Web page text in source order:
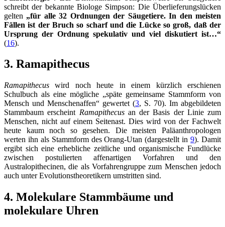
schreibt der bekannte Biologe Simpson: Die Überlieferungslücken
gelten „für alle 32 Ordnungen der Säugetiere. In den meisten
Fällen ist der Bruch so scharf und die Lücke so groß, daß der
Ursprung der Ordnung spekulativ und viel diskutiert ist…“
(16).
3. Ramapithecus
Ramapithecus wird noch heute in einem kürzlich erschienen
Schulbuch als eine mögliche „späte gemeinsame Stammform von
Mensch und Menschenaffen“ gewertet (3, S. 70). Im abgebildeten
Stammbaum erscheint Ramapithecusan der Basis der Linie zum
Menschen, nicht auf einem Seitenast. Dies wird von der Fachwelt
heute kaum noch so gesehen. Die meisten Paläanthropologen
werten ihn als Stammform des Orang-Utan (dargestellt in9). Damit
ergibt sich eine erhebliche zeitliche und organismische Fundlücke
zwischen postulierten affenartigen Vorfahren und den
Australopithecinen, die als Vorfahrengruppe zum Menschen jedoch
auch unter Evolutionstheoretikern umstritten sind.
4. Molekulare Stammbäume und
molekulare Uhren